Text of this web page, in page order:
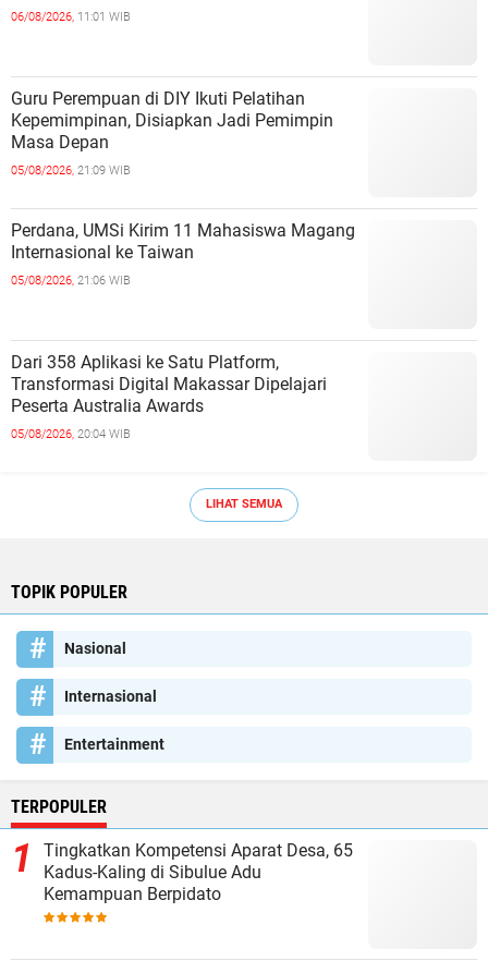
06/08/2026, 11:01 WIB
Guru Perempuan di DIY Ikuti Pelatihan
Kepemimpinan, Disiapkan Jadi Pemimpin
Masa Depan
05/08/2026, 21:09 WIB
Perdana, UMSi Kirim 11 Mahasiswa Magang
Internasional ke Taiwan
05/08/2026, 21:06 WIB
Dari 358 Aplikasi ke Satu Platform,
Transformasi Digital Makassar Dipelajari
Peserta Australia Awards
05/08/2026, 20:04 WIB
LIHAT SEMUA
TOPIK POPULER
Nasional
Internasional
Entertainment
TERPOPULER
Tingkatkan Kompetensi Aparat Desa, 65
Kadus-Kaling di Sibulue Adu
Kemampuan Berpidato